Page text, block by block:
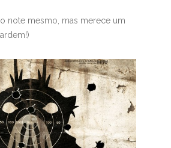
note mesmo, mas merece um